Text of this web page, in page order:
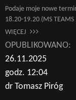
Podaje moje nowe
18.20-19.20 (MS
WIĘCEJ
OPUBLIKOWANO:
26.11.2025
godz. 12:04
dr Tomasz Piróg